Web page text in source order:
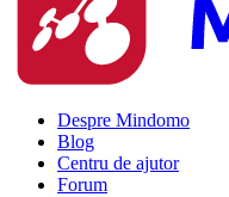
Despre Mindomo
Blog
Centru de ajutor
Forum